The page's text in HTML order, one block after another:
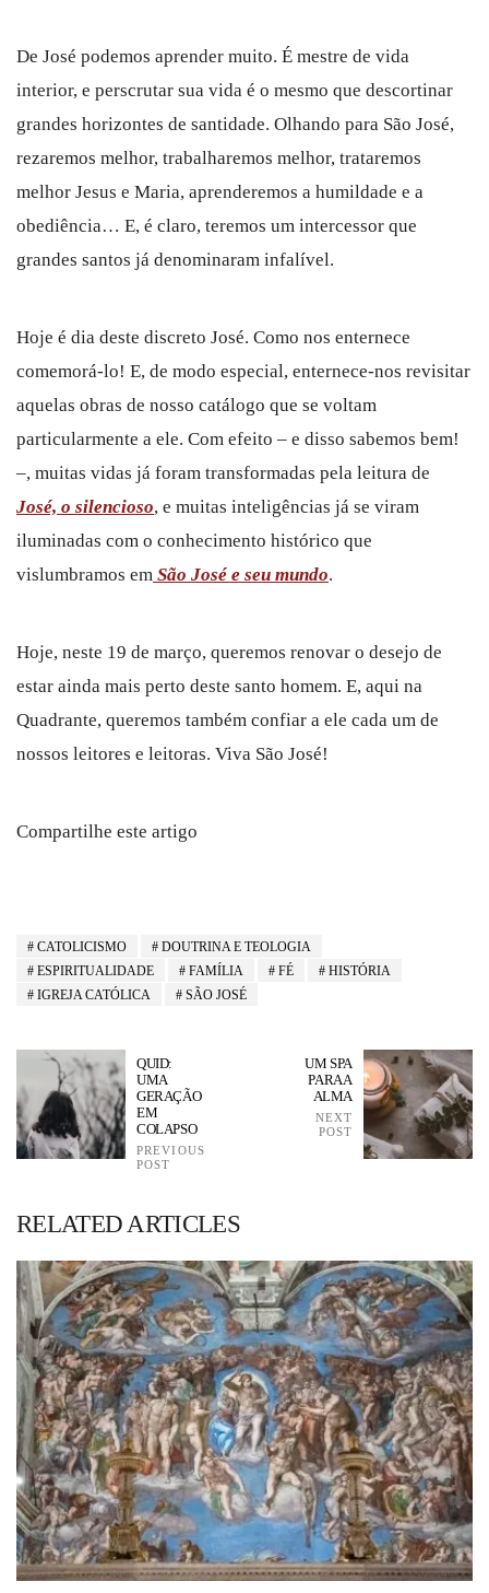
De José podemos aprender muito. É mestre de vida
interior, e perscrutar sua vida é o mesmo que descortinar
grandes horizontes de santidade. Olhando para São José,
rezaremos melhor, trabalharemos melhor, trataremos
melhor Jesus e Maria, aprenderemos a humildade e a
obediência… E, é claro, teremos um intercessor que
grandes santos já denominaram infalível.
Hoje é dia deste discreto José. Como nos enternece
comemorá-lo! E, de modo especial, enternece-nos revisitar
aquelas obras de nosso catálogo que se voltam
particularmente a ele. Com efeito – e disso sabemos bem!
–, muitas vidas já foram transformadas pela leitura de
José, o silencioso, e muitas inteligências já se viram
iluminadas com o conhecimento histórico que
vislumbramos em São José e seu mundo.
Hoje, neste 19 de março, queremos renovar o desejo de
estar ainda mais perto deste santo homem. E, aqui na
Quadrante, queremos também confiar a ele cada um de
nossos leitores e leitoras. Viva São José!
Compartilhe este artigo
CATOLICISMO
DOUTRINA E TEOLOGIA
ESPIRITUALIDADE
FAMÍLIA FÉ
HISTÓRIA
IGREJA CATÓLICA
SÃO JOSÉ
QUID:
UMA
GERAÇÃO
EM
COLAPSO
PREVIOUS
POST
UM SPA
PARA A
ALMA
NEXT
POST
RELATED ARTICLES